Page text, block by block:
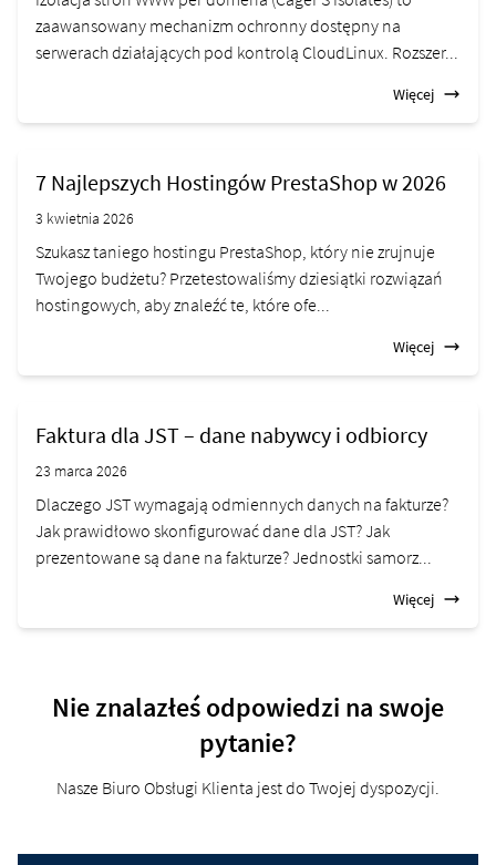
zaawansowany mechanizm ochronny dostępny na
serwerach działających pod kontrolą CloudLinux. Rozszer...
Więcej
7 Najlepszych Hostingów PrestaShop w 2026
3 kwietnia 2026
Szukasz taniego hostingu PrestaShop, który nie zrujnuje
Twojego budżetu? Przetestowaliśmy dziesiątki rozwiązań
hostingowych, aby znaleźć te, które ofe...
Więcej
Faktura dla JST – dane nabywcy i odbiorcy
23 marca 2026
Dlaczego JST wymagają odmiennych danych na fakturze?
Jak prawidłowo skonfigurować dane dla JST? Jak
prezentowane są dane na fakturze? Jednostki samorz...
Więcej
Nie znalazłeś odpowiedzi na swoje
pytanie?
Nasze Biuro Obsługi Klienta jest do Twojej dyspozycji.